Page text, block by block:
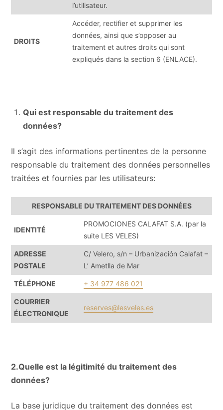
l’utilisateur.
DROITS
Accéder, rectifier et supprimer les
données, ainsi que s’opposer au
traitement et autres droits qui sont
expliqués dans la section 6 (ENLACE).
Qui est responsable du traitement des
données?
Il s’agit des informations pertinentes de la personne
responsable du traitement des données personnelles
traitées et fournies par les utilisateurs:
RESPONSABLE DU TRAITEMENT DES DONNÉES
IDENTITÉ
PROMOCIONES CALAFAT S.A. (par la
suite LES VELES)
ADRESSE
POSTALE
C/ Velero, s/n – Urbanización Calafat –
L’ Ametlla de Mar
TÉLÉPHONE + 34 977 486 021
COURRIER
ÉLECTRONIQUE
reserves@lesveles.es
2.Quelle est la légitimité du traitement des
données?
La base juridique du traitement des données est